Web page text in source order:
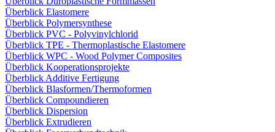
Überblick Elastomere
Überblick Polymersynthese
Überblick PVC - Polyvinylchlorid
Überblick TPE - Thermoplastische Elastomere
Überblick WPC - Wood Polymer Composites
Überblick Kooperationsprojekte
Überblick Additive Fertigung
Überblick Blasformen/Thermoformen
Überblick Compoundieren
Überblick Dispersion
Überblick Extrudieren